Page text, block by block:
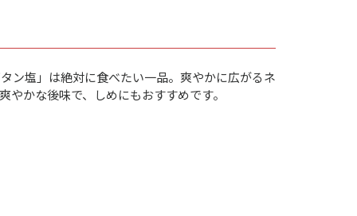
ン塩」は絶対に食べたい一品。爽やかに広がるネ
かな後味で、しめにもおすすめです。